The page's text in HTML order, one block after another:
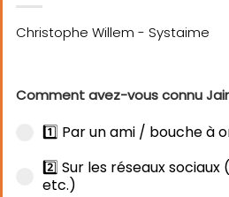
Comment avez-vous connu
1️⃣ Par un ami / bouche à
2️⃣ Sur les réseaux
etc.)